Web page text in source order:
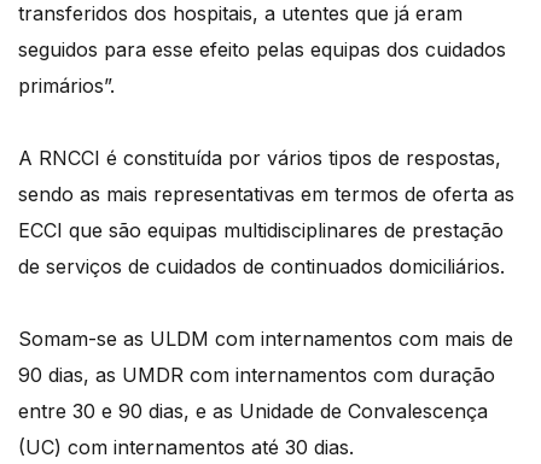
transferidos dos hospitais, a utentes que já eram
seguidos para esse efeito pelas equipas dos cuidados
primários”.
A RNCCI é constituída por vários tipos de respostas,
sendo as mais representativas em termos de oferta as
ECCI que são equipas multidisciplinares de prestação
de serviços de cuidados de continuados domiciliários.
Somam-se as ULDM com internamentos com mais de
90 dias, as UMDR com internamentos com duração
entre 30 e 90 dias, e as Unidade de Convalescença
(UC) com internamentos até 30 dias.